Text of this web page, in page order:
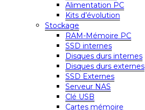
Alimentation PC
Kits d’évolution
Stockage
RAM-Mémoire PC
SSD internes
Disques durs internes
Disques durs externes
SSD Externes
Serveur NAS
Clé USB
Cartes mémoire